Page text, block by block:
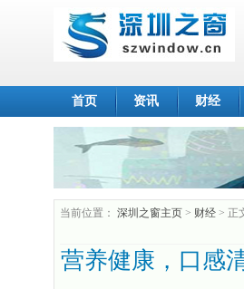
首页 资讯 财经
当前位置： 深圳之窗主页 > 财经 > 正
营养健康，口感